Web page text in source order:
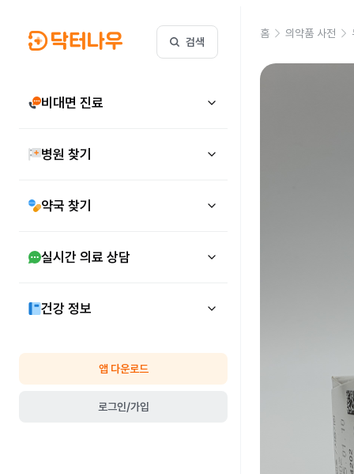
검색
비대면 진료
병원 찾기
약국 찾기
실시간 의료 상담
건강 정보
앱 다운로드
로그인/가입
홈 의약품 사전